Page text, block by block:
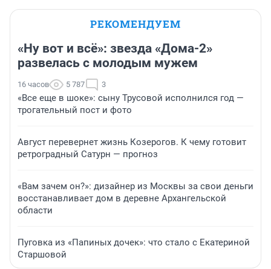
РЕКОМЕНДУЕМ
«Ну вот и всё»: звезда «Дома-2»
развелась с молодым мужем
16 часов 5 787 3
«Все еще в шоке»: сыну Трусовой исполнился год —
трогательный пост и фото
Август перевернет жизнь Козерогов. К чему готовит
ретроградный Сатурн — прогноз
«Вам зачем он?»: дизайнер из Москвы за свои деньги
восстанавливает дом в деревне Архангельской
области
Пуговка из «Папиных дочек»: что стало с Екатериной
Старшовой